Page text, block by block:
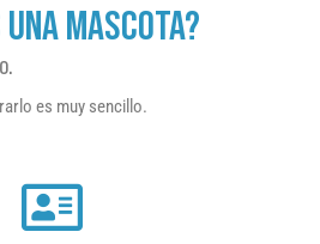
MASCOTA?
es muy sencillo.